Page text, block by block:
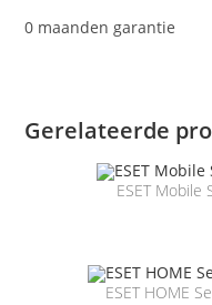
0 maanden garantie
Gerelateerde
ESET Mobile
ESET HOME